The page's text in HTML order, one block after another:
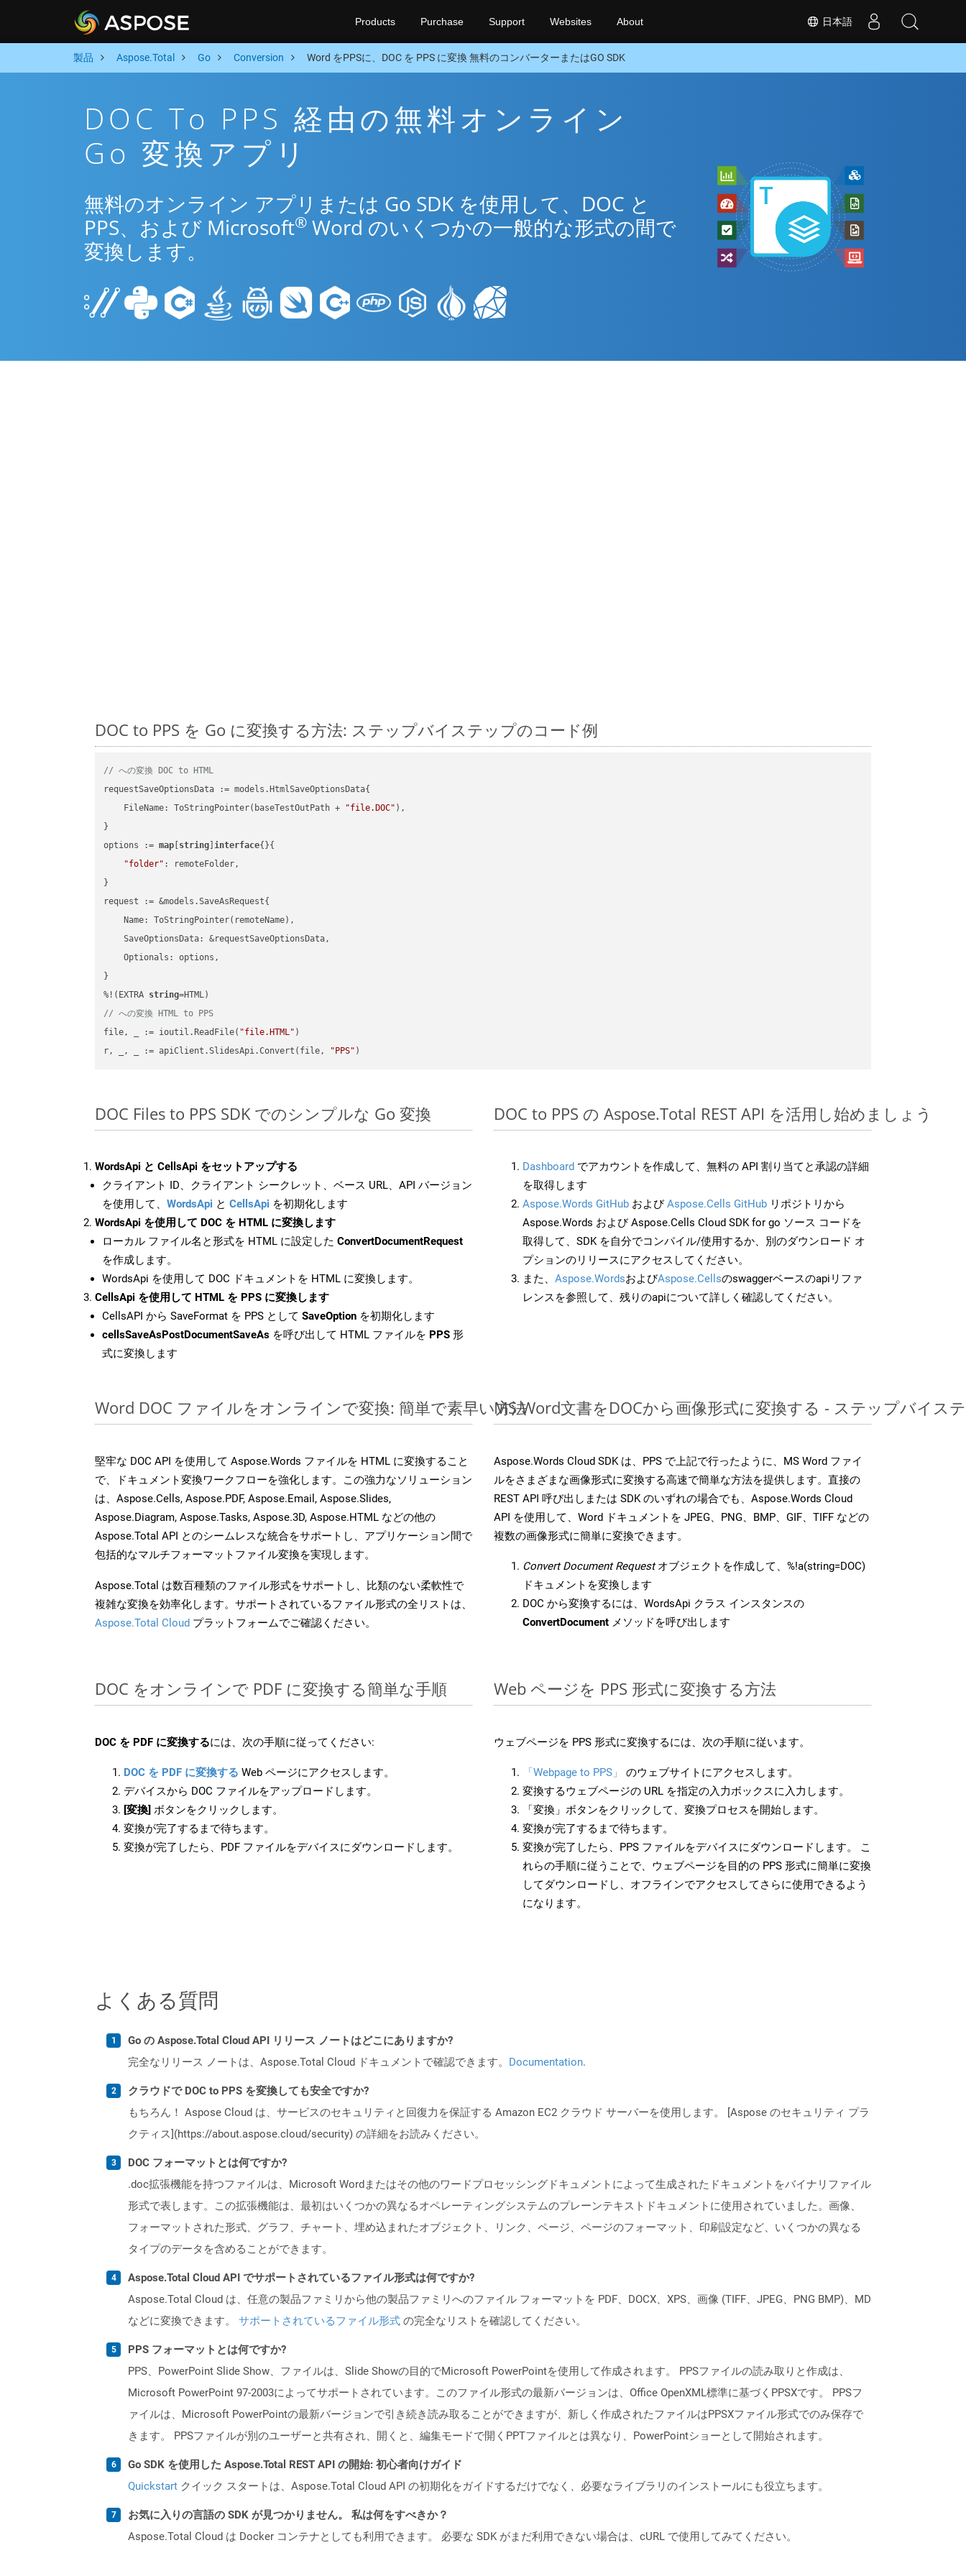
日本語
Products Purchase Support Websites About
製品 Aspose.Total Go Conversion Word をPPSに、DOC を PPS に変換 無料のコンバーターまたはGO SDK
DOC To PPS 経由の無料オンライン
Go 変換アプリ
無料のオンライン アプリまたは Go SDK を使用して、DOC と
PPS、および Microsoft® Word のいくつかの一般的な形式の間で
変換します。
DOC to PPS を Go に変換する方法: ステップバイステップのコード例
// への変換 DOC to HTML
requestSaveOptionsData := models.HtmlSaveOptionsData{
    FileName: ToStringPointer(baseTestOutPath +
"file.DOC" ),
}
options := map string ]interface{}{
"folder" : remoteFolder,
}
request := &models.SaveAsRequest{
    Name: ToStringPointer(remoteName),
    SaveOptionsData: &requestSaveOptionsData,
    Optionals: options,
}
%!(EXTRA string
// への変換 HTML to PPS
file, _ := ioutil.ReadFile( "file.HTML" )
r, _, _ := apiClient.SlidesApi.Convert(file,
"PPS"
DOC Files to PPS SDK でのシンプルな Go 変換
WordsApi と CellsApi をセットアップする
クライアント ID、クライアント シークレット、ベース URL、API バージョン
を使用して、 WordsApi と CellsApi を初期化します
WordsApi を使用して DOC を HTML に変換します
ローカル ファイル名と形式を HTML に設定した ConvertDocumentRequest
を作成します。
WordsApi を使用して DOC ドキュメントを HTML に変換します。
CellsApi を使用して HTML を PPS に変換します
CellsAPI から SaveFormat を PPS として SaveOption を初期化します
cellsSaveAsPostDocumentSaveAs を呼び出して HTML ファイルを PPS 形
式に変換します
DOC to PPS の Aspose.Total REST API を活用し始めましょう
Dashboard でアカウントを作成して、無料の API 割り当てと承認の詳細
を取得します
Aspose.Words GitHub およびAspose.Cells GitHub リポジトリから
Aspose.Words および Aspose.Cells Cloud SDK for go ソース コードを
取得して、SDK を自分でコンパイル/使用するか、別のダウンロード オ
プションのリリースにアクセスしてください。
また、 Aspose.WordsおよびAspose.Cellsのswaggerベースのapiリファ
レンスを参照して、残りのapiについて詳しく確認してください。
Word DOC ファイルをオンラインで変換: 簡単で素早い方法
堅牢な DOC API を使用して Aspose.Words ファイルを HTML に変換すること
で、ドキュメント変換ワークフローを強化します。この強力なソリューション
は、Aspose.Cells, Aspose.PDF, Aspose.Email, Aspose.Slides,
Aspose.Diagram, Aspose.Tasks, Aspose.3D, Aspose.HTML などの他の
Aspose.Total API とのシームレスな統合をサポートし、アプリケーション間で
包括的なマルチフォーマットファイル変換を実現します。
Aspose.Total は数百種類のファイル形式をサポートし、比類のない柔軟性で
複雑な変換を効率化します。サポートされているファイル形式の全リストは、
Aspose.Total Cloud プラットフォームでご確認ください。
MS Word文書をDOCから画像形式に変換する - ステップバイス
Aspose.Words Cloud SDK は、PPS で上記で行ったように、MS Word ファイ
ルをさまざまな画像形式に変換する高速で簡単な方法を提供します。直接の
REST API 呼び出しまたは SDK のいずれの場合でも、Aspose.Words Cloud
API を使用して、Word ドキュメントを JPEG、PNG、BMP、GIF、TIFF などの
複数の画像形式に簡単に変換できます。
Convert Document Requestオブジェクトを作成して、%!a(string=DOC)
ドキュメントを変換します
DOC から変換するには、WordsApi クラス インスタンスの
ConvertDocument メソッドを呼び出します
DOC をオンラインで PDF に変換する簡単な手順
DOC を PDF に変換するには、次の手順に従ってください:
DOC を PDF に変換する Web ページにアクセスします。
デバイスから DOC ファイルをアップロードします。
[変換] ボタンをクリックします。
変換が完了するまで待ちます。
変換が完了したら、PDF ファイルをデバイスにダウンロードします。
Web ページを PPS 形式に変換する方法
ウェブページを PPS 形式に変換するには、次の手順に従います。
「Webpage to PPS」
のウェブサイトにアクセスします。
変換するウェブページの URL を指定の入力ボックスに入力します。
「変換」ボタンをクリックして、変換プロセスを開始します。
変換が完了するまで待ちます。
変換が完了したら、PPS ファイルをデバイスにダウンロードします。 こ
れらの手順に従うことで、ウェブページを目的の PPS 形式に簡単に変換
してダウンロードし、オフラインでアクセスしてさらに使用できるよう
になります。
よくある質問
Go の Aspose.Total Cloud API リリース ノートはどこにありますか?
完全なリリース ノートは、Aspose.Total Cloud ドキュメントで確認できます。 Documentation.
クラウドで DOC to PPS を変換しても安全ですか?
もちろん！ Aspose Cloud は、サービスのセキュリティと回復力を保証する Amazon EC2 クラウド サーバーを使用します。 [Aspose のセキュリティ プラ
クティス](https://about.aspose.cloud/security) の詳細をお読みください。
DOC フォーマットとは何ですか?
.doc拡張機能を持つファイルは、Microsoft Wordまたはその他のワードプロセッシングドキュメントによって生成されたドキュメントをバイナリファイル
形式で表します。この拡張機能は、最初はいくつかの異なるオペレーティングシステムのプレーンテキストドキュメントに使用されていました。画像、
フォーマットされた形式、グラフ、チャート、埋め込まれたオブジェクト、リンク、ページ、ページのフォーマット、印刷設定など、いくつかの異なる
タイプのデータを含めることができます。
Aspose.Total Cloud API でサポートされているファイル形式は何ですか?
Aspose.Total Cloud は、任意の製品ファミリから他の製品ファミリへのファイル フォーマットを PDF、DOCX、XPS、画像 (TIFF、JPEG、PNG BMP)、MD
などに変換できます。 サポートされているファイル形式 の完全なリストを確認してください。
PPS フォーマットとは何ですか?
PPS、PowerPoint Slide Show、ファイルは、Slide Showの目的でMicrosoft PowerPointを使用して作成されます。 PPSファイルの読み取りと作成は、
Microsoft PowerPoint 97-2003によってサポートされています。このファイル形式の最新バージョンは、Office OpenXML標準に基づくPPSXです。 PPSフ
ァイルは、Microsoft PowerPointの最新バージョンで引き続き読み取ることができますが、新しく作成されたファイルはPPSXファイル形式でのみ保存で
きます。 PPSファイルが別のユーザーと共有され、開くと、編集モードで開くPPTファイルとは異なり、PowerPointショーとして開始されます。
Go SDK を使用した Aspose.Total REST API の開始: 初心者向けガイド
Quickstart クイック スタートは、Aspose.Total Cloud API の初期化をガイドするだけでなく、必要なライブラリのインストールにも役立ちます。
お気に入りの言語の SDK が見つかりません。 私は何をすべきか？
Aspose.Total Cloud は Docker コンテナとしても利用できます。 必要な SDK がまだ利用できない場合は、cURL で使用してみてください。